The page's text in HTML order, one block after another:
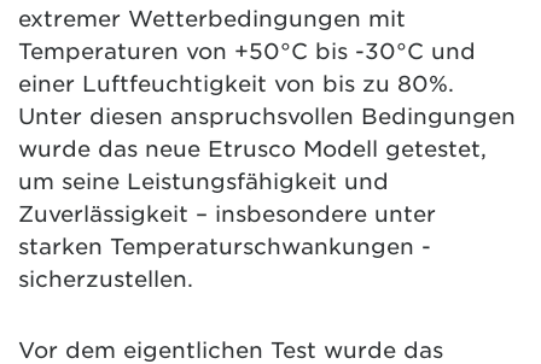
extremer Wetterbedingungen mit
Temperaturen von +50°C bis -30°C und
einer Luftfeuchtigkeit von bis zu 80%.
Unter diesen anspruchsvollen Bedingungen
wurde das neue Etrusco Modell getestet,
um seine Leistungsfähigkeit und
Zuverlässigkeit – insbesondere unter
starken Temperaturschwankungen -
sicherzustellen.
Vor dem eigentlichen Test wurde das